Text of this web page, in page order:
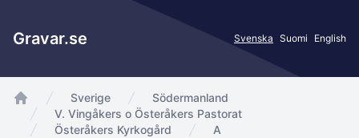
Gravar.se Svenska Suomi English
app.Start
Sverige
Södermanland
V. Vingåkers o Österåkers Pastorat
Österåkers Kyrkogård
A